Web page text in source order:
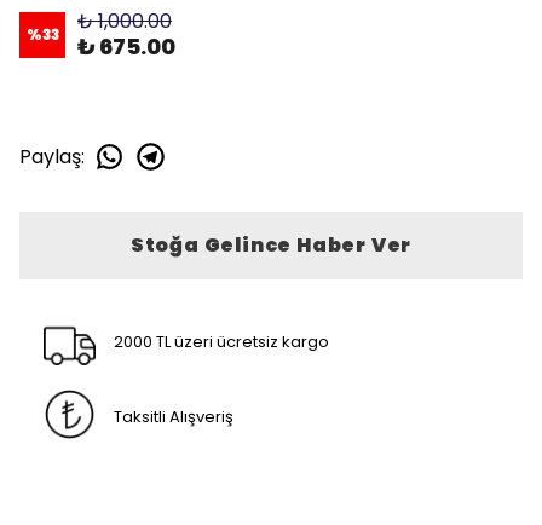
%33 ₺ 1,000.00
₺ 675.00
Paylaş:
Stoğa Gelince Haber Ver
2000 TL üzeri ücretsiz kargo
Taksitli Alışveriş